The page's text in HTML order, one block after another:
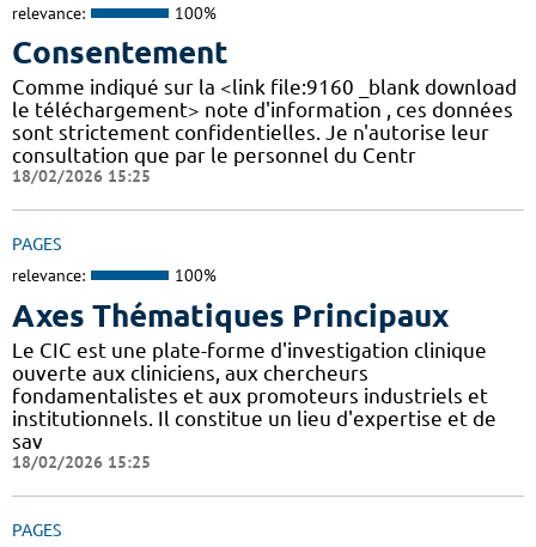
relevance: 100%
Consentement
Comme indiqué sur la <link file:9160 _blank download
le téléchargement> note d'information , ces données
sont strictement confidentielles. Je n'autorise leur
consultation que par le personnel du Centr
18/02/2026 15:25
PAGES
relevance: 100%
Axes Thématiques Principaux
Le CIC est une plate-forme d'investigation clinique
ouverte aux cliniciens, aux chercheurs
fondamentalistes et aux promoteurs industriels et
institutionnels. Il constitue un lieu d'expertise et de
sav
18/02/2026 15:25
PAGES